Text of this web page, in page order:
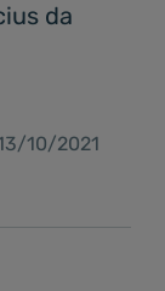
da
10/2021